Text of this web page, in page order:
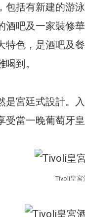
包括有新建的游
酒吧及一家裝修
特色，是酒吧及
到。
是宮廷式設計。
受當一晚葡萄牙皇
Tivoli皇宮